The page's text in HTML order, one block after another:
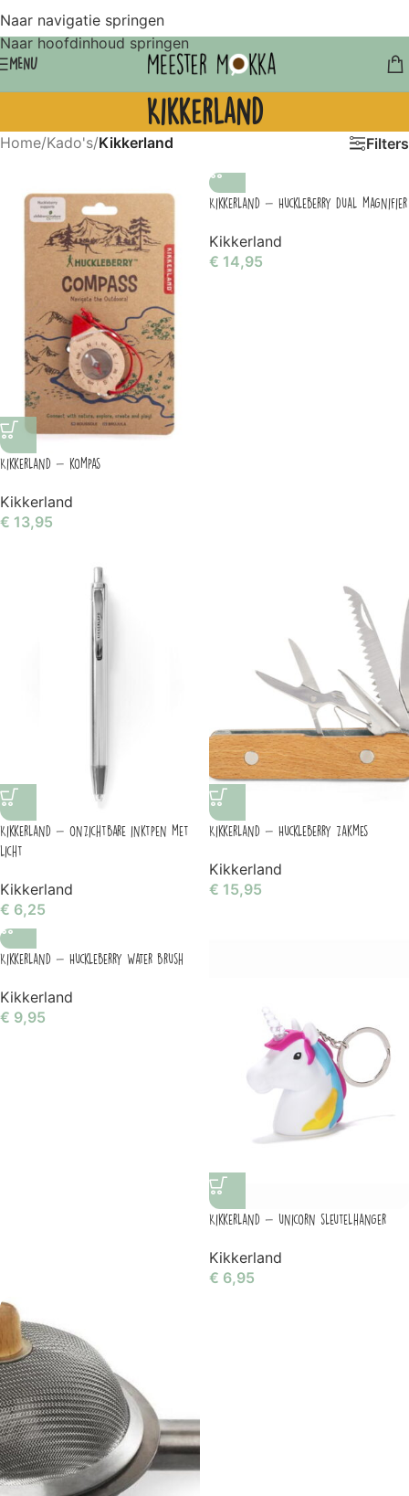
Naar navigatie springen
Naar hoofdinhoud springen
MENU
Kikkerland
Home/Kado's/Kikkerland Filters
Kikkerland – kompas
Kikkerland
€ 13,95
Kikkerland – Huckleberry dual magnifier
Kikkerland
€ 14,95
Kikkerland – onzichtbare inktpen met
licht
Kikkerland
€ 6,25
Kikkerland – Huckleberry zakmes
Kikkerland
€ 15,95
Kikkerland – Huckleberry Water brush
Kikkerland
€ 9,95
Kikkerland – unicorn sleutelhanger
Kikkerland
€ 6,95